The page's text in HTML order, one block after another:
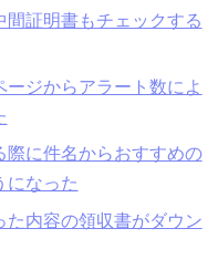
証明書もチェックする
ジからアラート数によ
に件名からおすすめの
になった
内容の領収書がダウン